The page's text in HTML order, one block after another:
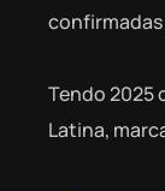
Tendo 2025
Latina,